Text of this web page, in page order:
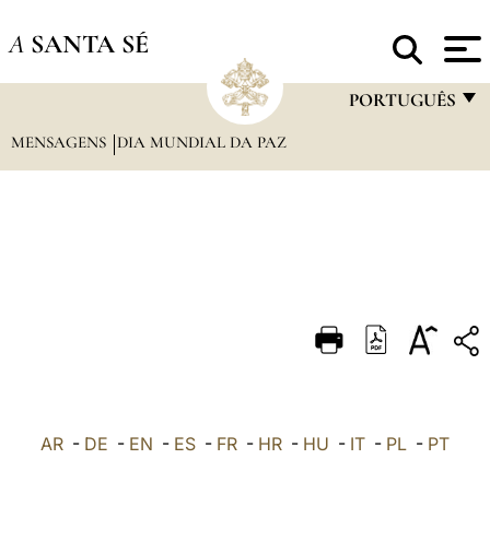
A SANTA SÉ
PORTUGUÊS
DEUTSCH
العربيّة
MENSAGENS DIA MUNDIAL DA PAZ
AR - DE - EN - ES - FR - HR - HU - IT - PL - PT